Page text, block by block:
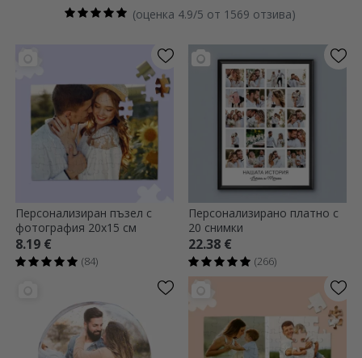
(оценка 4.9/5 от 1569 отзива)
Персонализиран пъзел с
фотография 20x15 см
8.19 €
(84)
Персонализирано платно с
20 снимки
22.38 €
(266)